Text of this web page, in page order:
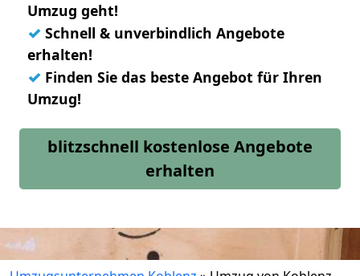
Umzug geht!
✓ Schnell & unverbindlich Angebote
erhalten!
✓ Finden Sie das beste Angebot für Ihren
Umzug!
blitzschnell kostenlose Angebote
erhalten